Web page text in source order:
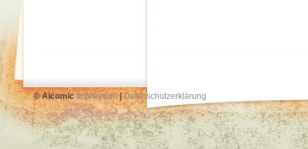
© AicomicImpressum|Datenschutzerklärung